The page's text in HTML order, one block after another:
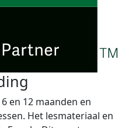
en 12 maanden en
Het lesmateriaal en